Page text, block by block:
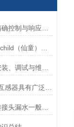
DEUBLIN(杜博林)旋转接头漏水一般应从以下几个方面来找原因